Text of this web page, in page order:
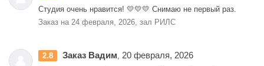
Студия очень нравится! 💛💛💛 Снимаю не первый раз.
Заказ на 24 февраля, 2026, зал РИЛС
2.8 Заказ Вадим 20 февраля, 2026